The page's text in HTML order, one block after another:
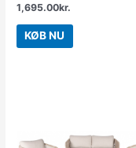
1,695.00kr.
KØB NU